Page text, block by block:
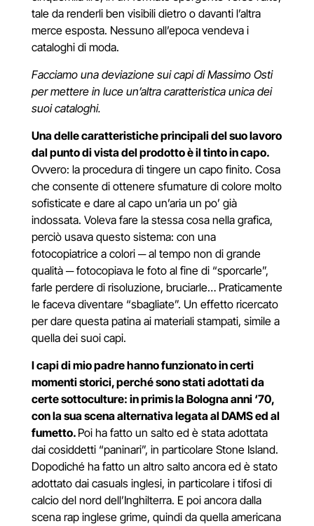
tale da renderli ben visibili dietro o davanti l’altra
merce esposta. Nessuno all’epoca vendeva i
cataloghi di moda.
Facciamo una deviazione sui capi di Massimo Osti
per mettere in luce un’altra caratteristica unica dei
suoi cataloghi.
Una delle caratteristiche principali del suo lavoro
dal punto di vista del prodotto è il tinto in capo.
Ovvero: la procedura di tingere un capo finito. Cosa
che consente di ottenere sfumature di colore molto
sofisticate e dare al capo un’aria un po’ già
indossata. Voleva fare la stessa cosa nella grafica,
perciò usava questo sistema: con una
fotocopiatrice a colori ─al tempo non di grande
qualità ─fotocopiava le foto al fine di “sporcarle”,
farle perdere di risoluzione, bruciarle… Praticamente
le faceva diventare “sbagliate”. Un effetto ricercato
per dare questa patina ai materiali stampati, simile a
quella dei suoi capi.
I capi di mio padre hanno funzionato in certi
momenti storici, perché sono stati adottati da
certe sottoculture: in primis la Bologna anni ‘70,
con la sua scena alternativa legata al DAMS ed al
fumetto. Poi ha fatto un salto ed è stata adottata
dai cosiddetti “paninari”, in particolare Stone Island.
Dopodiché ha fatto un altro salto ancora ed è stato
adottato dai casuals inglesi, in particolare i tifosi di
calcio del nord dell’Inghilterra. E poi ancora dalla
scena rap inglese grime, quindi da quella americana